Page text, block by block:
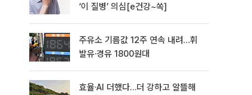
‘이 질병’ 의심[e건강~쏙]
주유소 기름값 12주 연속 내려…휘
발유·경유 1800원대
효율·AI 더했다…더 강하고 알뜰해